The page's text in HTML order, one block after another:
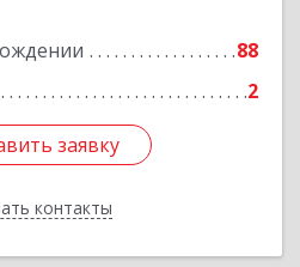
88
2
заявку
контакты
Подробнее
заявку
Назад